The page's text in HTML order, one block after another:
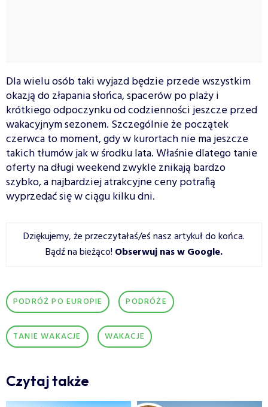
Dla wielu osób taki wyjazd będzie przede wszystkim
okazją do złapania słońca, spacerów po plaży i
krótkiego odpoczynku od codzienności jeszcze przed
wakacyjnym sezonem. Szczególnie że początek
czerwca to moment, gdy w kurortach nie ma jeszcze
takich tłumów jak w środku lata. Właśnie dlatego tanie
oferty na długi weekend zwykle znikają bardzo
szybko, a najbardziej atrakcyjne ceny potrafią
wyprzedać się w ciągu kilku dni.
Dziękujemy, że przeczytałaś/eś nasz artykuł do końca.
Bądź na bieżąco! Obserwuj nas w Google.
PODRÓŻ PO EUROPIE PODRÓŻE
TANIE WAKACJE WAKACJE
Czytaj także